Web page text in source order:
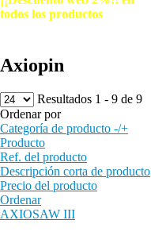
todos los productos
Axiopin
Resultados 1 - 9 de 9
Ordenar por
Categoría de producto -/+
Producto
Ref. del producto
Descripción corta de producto
Precio del producto
Ordenar
AXIOSAW III